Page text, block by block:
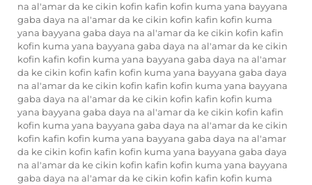
na al'amar da ke cikin kofin kafin kofin kuma yana bayyana
gaba daya na al'amar da ke cikin kofin kafin kofin kuma
yana bayyana gaba daya na al'amar da ke cikin kofin kafin
kofin kuma yana bayyana gaba daya na al'amar da ke cikin
kofin kafin kofin kuma yana bayyana gaba daya na al'amar
da ke cikin kofin kafin kofin kuma yana bayyana gaba daya
na al'amar da ke cikin kofin kafin kofin kuma yana bayyana
gaba daya na al'amar da ke cikin kofin kafin kofin kuma
yana bayyana gaba daya na al'amar da ke cikin kofin kafin
kofin kuma yana bayyana gaba daya na al'amar da ke cikin
kofin kafin kofin kuma yana bayyana gaba daya na al'amar
da ke cikin kofin kafin kofin kuma yana bayyana gaba daya
na al'amar da ke cikin kofin kafin kofin kuma yana bayyana
gaba daya na al'amar da ke cikin kofin kafin kofin kuma